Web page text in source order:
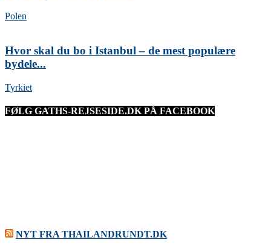
Polen
Hvor skal du bo i Istanbul – de mest populære
bydele...
Tyrkiet
FØLG GATHS-REJSESIDE.DK PÅ FACEBOOK
NYT FRA THAILANDRUNDT.DK